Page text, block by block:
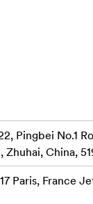
Pingbei No.1
Zhuhai, China,
Paris, France